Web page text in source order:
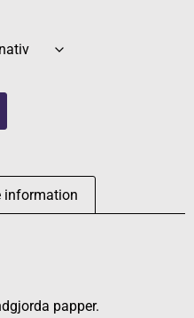
information
papper.